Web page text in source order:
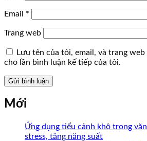
Email *
Trang web
Lưu tên của tôi, email, và trang
cho lần bình luận kế tiếp của tôi.
Mới
Ứng dụng tiểu cảnh khô trong
stress, tăng năng suất